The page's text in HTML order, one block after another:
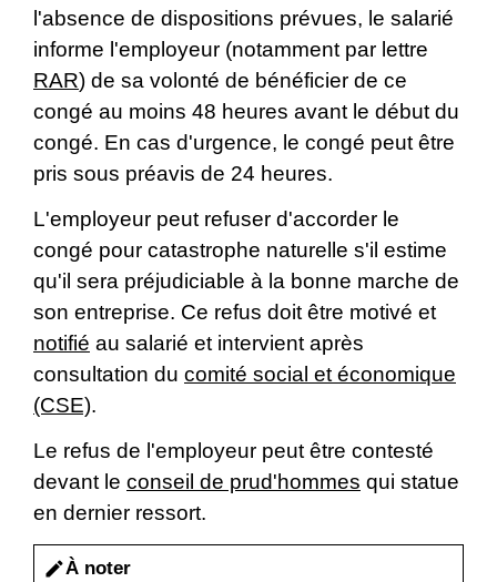
l'absence de dispositions prévues, le salarié
informe l'employeur (notamment par lettre
RAR) de sa volonté de bénéficier de ce
congé au moins 48 heures avant le début du
congé. En cas d'urgence, le congé peut être
pris sous préavis de 24 heures.
L'employeur peut refuser d'accorder le
congé pour catastrophe naturelle s'il estime
qu'il sera préjudiciable à la bonne marche de
son entreprise. Ce refus doit être motivé et
notifié au salarié et intervient après
consultation du comité social et économique
(CSE).
Le refus de l'employeur peut être contesté
devant le conseil de prud'hommes qui statue
en dernier ressort.
editÀ noter